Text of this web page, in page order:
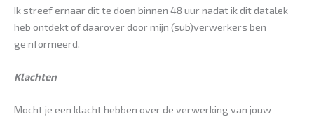
Ik streef ernaar dit te doen binnen 48 uur nadat ik dit datalek
heb ontdekt of daarover door mijn (sub)verwerkers ben
geïnformeerd.
Klachten
Mocht je een klacht hebben over de verwerking van jouw